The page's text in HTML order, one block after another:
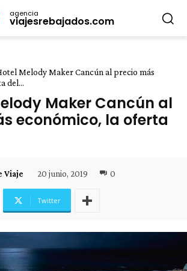
agencia
viajesrebajados.com
Melody Maker Cancún al precio más
del...
Maker Cancún al
económico, la oferta
Viaje 20 junio, 2019 0
Twitter